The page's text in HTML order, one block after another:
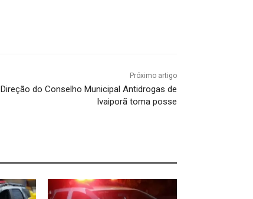
Próximo artigo
Direção do Conselho Municipal Antidrogas de
Ivaiporã toma posse